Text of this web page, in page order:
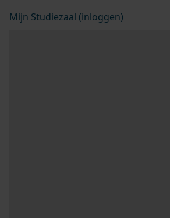
Mijn Studiezaal (inloggen)